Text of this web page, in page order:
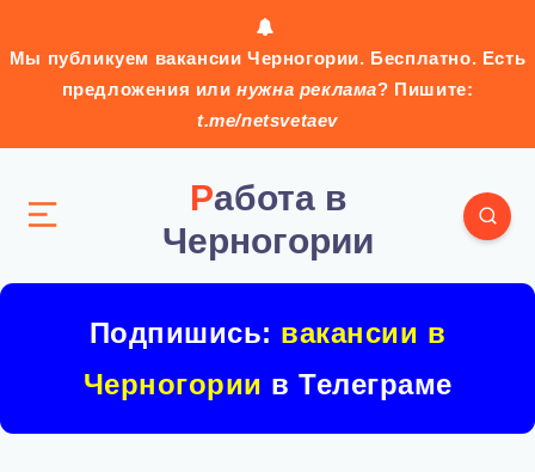
Мы публикуем вакансии Черногории. Бесплатно. Есть
предложения илинужна реклама? Пишите:
t.me/netsvetaev
Работа в
Черногории
Подпишись: вакансии в
Черногории в Телеграме